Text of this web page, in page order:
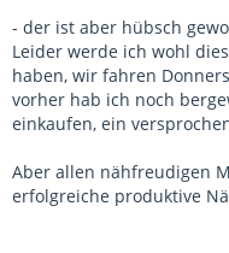
- der ist aber hübsch
Leider werde ich wohl
haben, wir fahren
vorher hab ich noch
einkaufen, ein
Aber allen nähfreudigen
erfolgreiche produktive